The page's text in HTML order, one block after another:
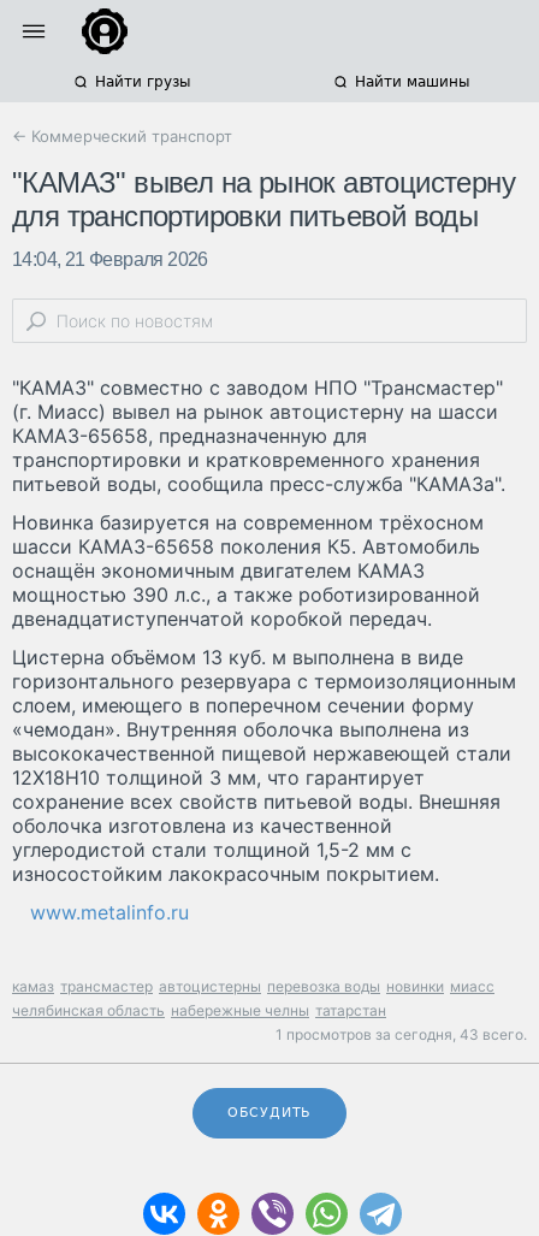
Найти грузы Найти машины
← Коммерческий транспорт
"КАМАЗ" вывел на рынок автоцистерну
для транспортировки питьевой воды
14:04, 21 Февраля 2026
"КАМАЗ" совместно с заводом НПО "Трансмастер"
(г. Миасс) вывел на рынок автоцистерну на шасси
КАМАЗ-65658, предназначенную для
транспортировки и кратковременного хранения
питьевой воды, сообщила пресс-служба "КАМАЗа".
Новинка базируется на современном трёхосном
шасси КАМАЗ-65658 поколения К5. Автомобиль
оснащён экономичным двигателем КАМАЗ
мощностью 390 л.с., а также роботизированной
двенадцатиступенчатой коробкой передач.
Цистерна объёмом 13 куб. м выполнена в виде
горизонтального резервуара с термоизоляционным
слоем, имеющего в поперечном сечении форму
«чемодан». Внутренняя оболочка выполнена из
высококачественной пищевой нержавеющей стали
12Х18Н10 толщиной 3 мм, что гарантирует
сохранение всех свойств питьевой воды. Внешняя
оболочка изготовлена из качественной
углеродистой стали толщиной 1,5-2 мм с
износостойким лакокрасочным покрытием.
www.metalinfo.ru
камаз трансмастер автоцистерны перевозка воды новинки миасс
челябинская область набережные челны татарстан
1 просмотров за сегодня, 43 всего.
ОБСУДИТЬ